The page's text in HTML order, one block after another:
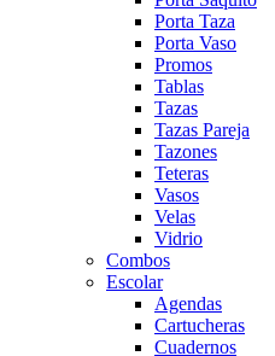
Porta Taza
Porta Vaso
Promos
Tablas
Tazas
Tazas Pareja
Tazones
Teteras
Vasos
Velas
Vidrio
Combos
Escolar
Agendas
Cartucheras
Cuadernos